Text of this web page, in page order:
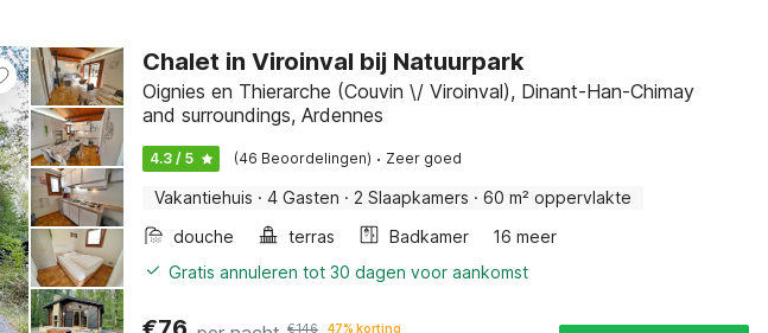
Chalet in Viroinval bij Natuurpark
Oignies en Thierarche (Couvin \/ Viroinval), Dinant-Han-Chimay
and surroundings, Ardennes
4.3 / 5 (46 Beoordelingen) · Zeer goed
Vakantiehuis · 4 Gasten · 2 Slaapkamers · 60 m² oppervlakte
douche
terras Badkamer
16 meer
Gratis annuleren tot 30 dagen voor aankomst
€146 47% korting